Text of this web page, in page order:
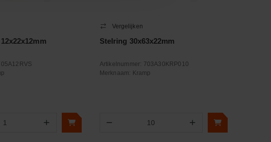
+
Vergelijken
Stelring 30x63x22mm
Artikelnummer: 703A30KRP010
Merknaam: Kramp
− +